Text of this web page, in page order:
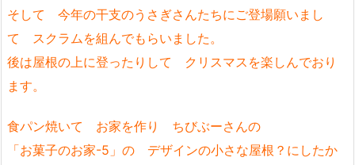
そして 今年の干支のうさぎさんたちにご登場願いまし
て スクラムを組んでもらいました。
後は屋根の上に登ったりして クリスマスを楽しんでおり
ます。
食パン焼いて お家を作り ちびぶーさんの
「お菓子のお家-5」の デザインの小さな屋根？にしたか